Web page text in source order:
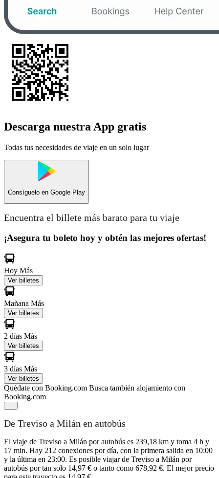
Descarga nuestra App gratis
Todas tus necesidades de viaje en un solo lugar
Consíguelo en Google Play
Encuentra el billete más barato para tu viaje
¡Asegura tu boleto hoy y obtén las mejores ofertas!
Hoy Más
Ver billetes
Mañana Más
Ver billetes
2 días Más
Ver billetes
3 días Más
Ver billetes
Quédate con Booking.com Busca también alojamiento con
Booking.com
De Treviso a Milán en autobús
El viaje de Treviso a Milán por autobús es 239,18 km y toma 4 h y
17 min. Hay 212 conexiones por día, con la primera salida en 10:00
y la última en 23:00. Es posible viajar de Treviso a Milán por
autobús por tan solo 14,97 € o tanto como 678,92 €. El mejor precio